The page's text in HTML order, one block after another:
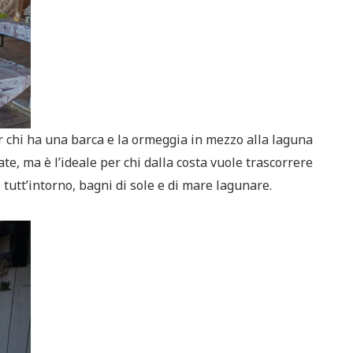
ha una barca e la ormeggia in mezzo alla laguna
ma è l’ideale per chi dalla costa vuole trascorrere
bagni di sole e di mare lagunare.